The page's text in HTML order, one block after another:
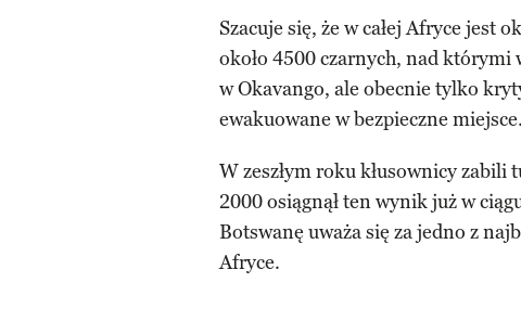
Szacuje się, że w całej Afryce jest
około 4500 czarnych, nad
w Okavango, ale obecnie tylko
ewakuowane w bezpieczne miejsce.
W zeszłym roku kłusownicy zabili
2000 osiągnął ten wynik już w
Botswanę uważa się za jedno z
Afryce.